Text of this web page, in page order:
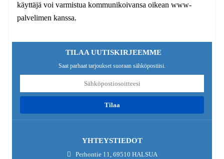
käyttäjä voi varmistua kommunikoivansa oikean www-
palvelimen kanssa.
TILAA UUTISKIRJEEMME
Saat parhaat tarjoukset suoraan sähköpostiisi.
tilaa
YHTEYSTIEDOT
Perhontie 11, 69510 HALSUA